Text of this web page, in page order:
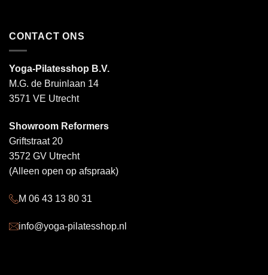
CONTACT ONS
Yoga-Pilatesshop B.V.
M.G. de Bruinlaan 14
3571 VE Utrecht
Showroom Reformers
Griftstraat 20
3572 GV Utrecht
(Alleen open op afspraak)
M 06 43 13 80 31
info@yoga-pilatesshop.nl